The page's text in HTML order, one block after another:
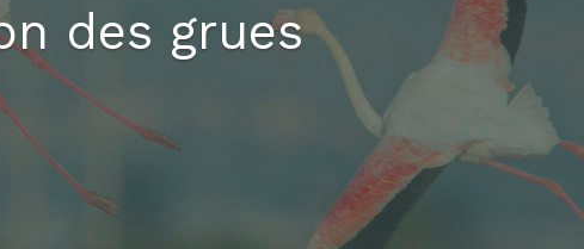
des grues